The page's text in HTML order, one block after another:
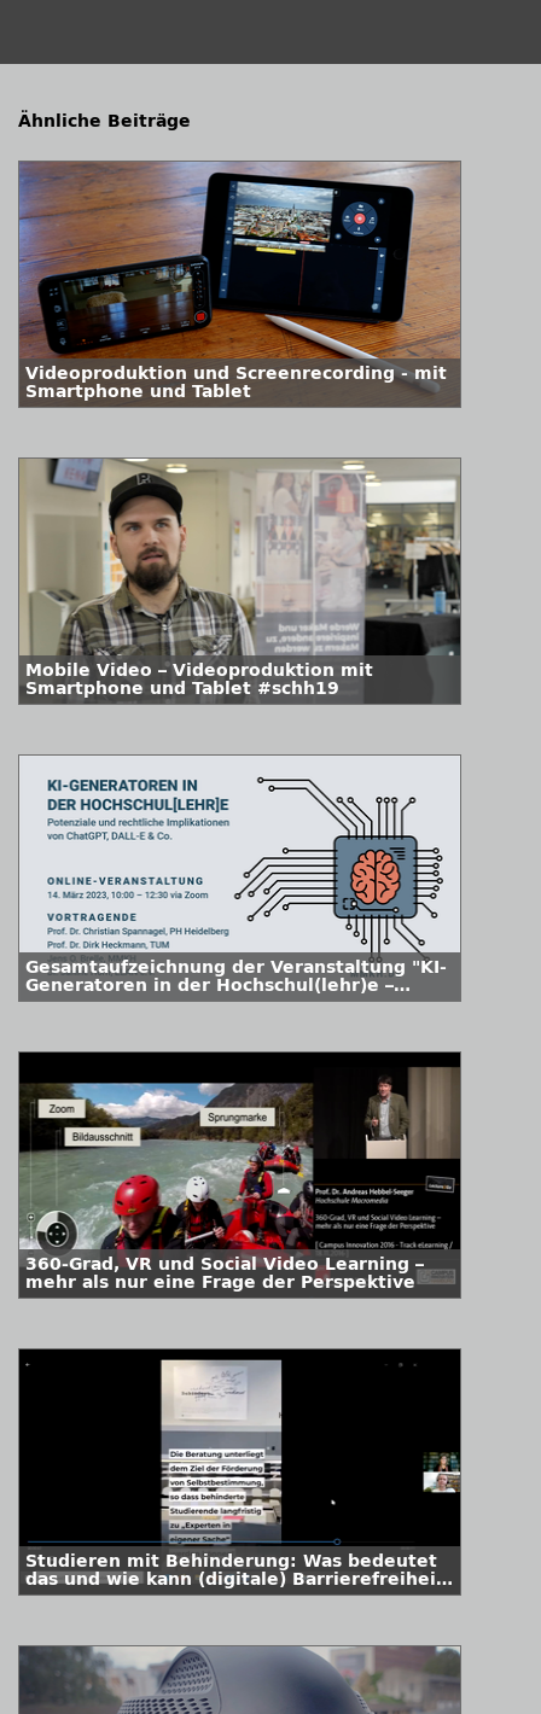
Ähnliche Beiträge
Videoproduktion und Screenrecording - mit
Smartphone und Tablet
Mobile Video – Videoproduktion mit
Smartphone und Tablet #schh19
Gesamtaufzeichnung der Veranstaltung "KI-
Generatoren in der Hochschul(lehr)e –
Potenziale und rechtliche Implikationen von
360-Grad, VR und Social Video Learning –
mehr als nur eine Frage der Perspektive
Studieren mit Behinderung: Was bedeutet
das und wie kann (digitale) Barrierefreiheit
beginnen?